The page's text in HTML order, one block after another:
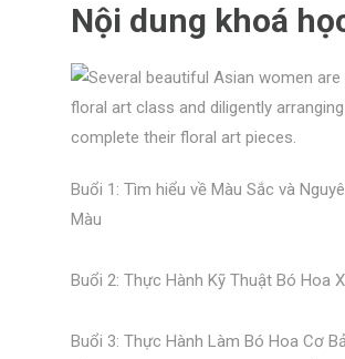
Nội dung khoá
Buổi 1: Tìm hiểu về Màu Sắc và
Màu
Buổi 2: Thực Hành Kỹ Thuật Bó Hoa
Buổi 3: Thực Hành Làm Bó Hoa Cơ